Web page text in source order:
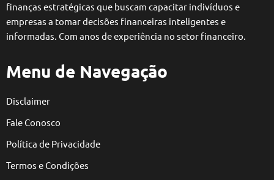
finanças estratégicas que buscam capacitar indivíduos e
empresas a tomar decisões financeiras inteligentes e
informadas. Com anos de experiência no setor financeiro.
Menu de Navegação
Disclaimer
Fale Conosco
Política de Privacidade
Termos e Condições